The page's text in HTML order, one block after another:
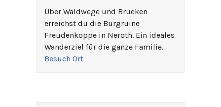
Über Waldwege und Brücken
erreichst du die Burgruine
Freudenkoppe in Neroth. Ein ideales
Wanderziel für die ganze Familie.
Besuch Ort